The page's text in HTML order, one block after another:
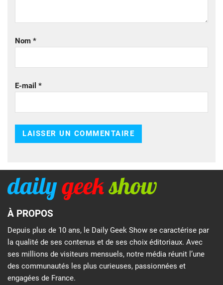
Nom *
E-mail *
À PROPOS
Depuis plus de 10 ans, le Daily Geek Show se caractérise par
la qualité de ses contenus et de ses choix éditoriaux. Avec
ses millions de visiteurs mensuels, notre média réunit l’une
des communautés les plus curieuses, passionnées et
engagées de France.